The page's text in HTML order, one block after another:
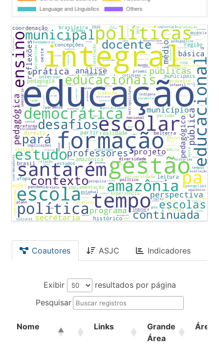
Coautores ASJC Indicadores
Exibir
resultados por página
Pesquisar
Nome Links
Grande
Área
Área